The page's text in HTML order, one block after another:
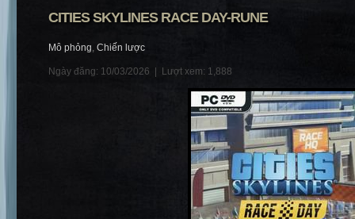
CITIES SKYLINES RACE DAY-RUNE
Mô phỏng, Chiến lược
Ngày đăng: 10/03/2026 | Lượt xem: 1,888